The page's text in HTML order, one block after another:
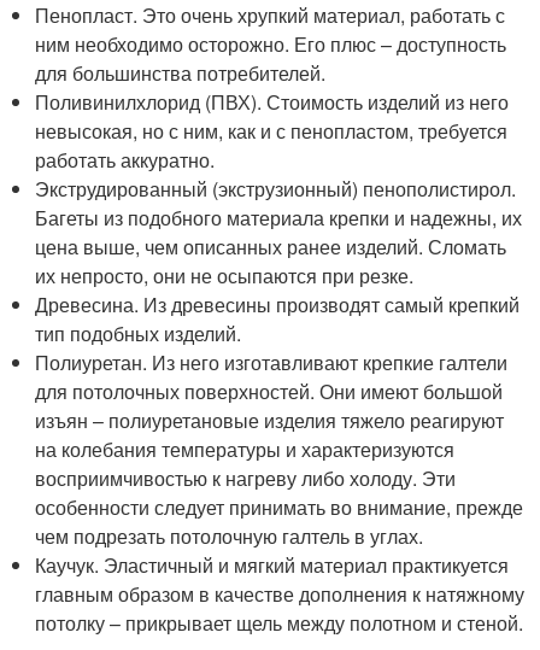
Пенопласт. Это очень хрупкий материал, работать с
ним необходимо осторожно. Его плюс – доступность
для большинства потребителей.
Поливинилхлорид (ПВХ). Стоимость изделий из него
невысокая, но с ним, как и с пенопластом, требуется
работать аккуратно.
Экструдированный (экструзионный) пенополистирол.
Багеты из подобного материала крепки и надежны, их
цена выше, чем описанных ранее изделий. Сломать
их непросто, они не осыпаются при резке.
Древесина. Из древесины производят самый крепкий
тип подобных изделий.
Полиуретан. Из него изготавливают крепкие галтели
для потолочных поверхностей. Они имеют большой
изъян – полиуретановые изделия тяжело реагируют
на колебания температуры и характеризуются
восприимчивостью к нагреву либо холоду. Эти
особенности следует принимать во внимание, прежде
чем подрезать потолочную галтель в углах.
Каучук. Эластичный и мягкий материал практикуется
главным образом в качестве дополнения к натяжному
потолку – прикрывает щель между полотном и стеной.